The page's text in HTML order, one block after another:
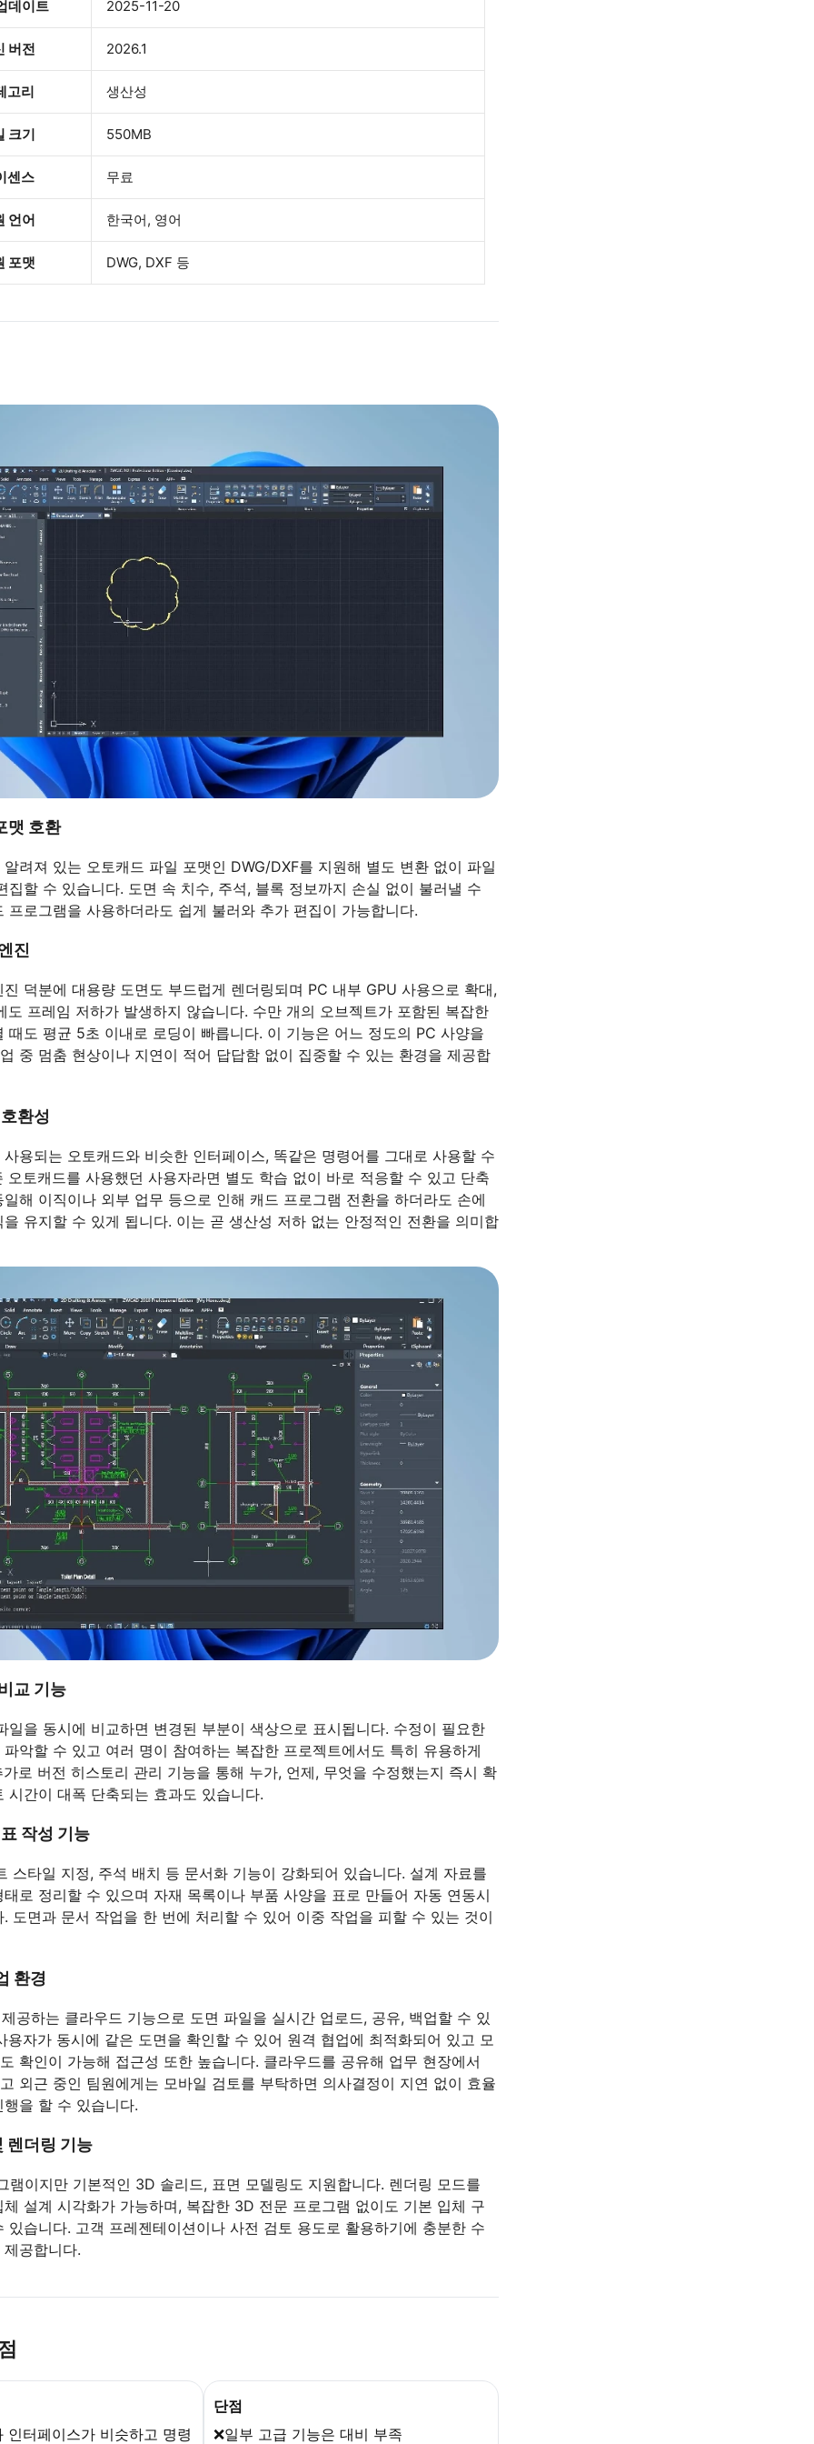
데이트 2025-11-20
버전 2026.1
고리 생산성
크기 550MB
센스 무료
언어 한국어, 영어
포맷 DWG, DXF 등
맷 호환
려져 있는 오토캐드 파일 포맷인 DWG/DXF를 지원해 별도 변환 없이 파일
집할 수 있습니다. 도면 속 치수, 주석, 블록 정보까지 손실 없이 불러낼 수
프로그램을 사용하더라도 쉽게 불러와 추가 편집이 가능합니다.
진
덕분에 대용량 도면도 부드럽게 렌더링되며 PC 내부 GPU 사용으로 확대,
도 프레임 저하가 발생하지 않습니다. 수만 개의 오브젝트가 포함된 복잡한
때도 평균 5초 이내로 로딩이 빠릅니다. 이 기능은 어느 정도의 PC 사양을
중 멈춤 현상이나 지연이 적어 답답함 없이 집중할 수 있는 환경을 제공합
환성
용되는 오토캐드와 비슷한 인터페이스, 똑같은 명령어를 그대로 사용할 수
오토캐드를 사용했던 사용자라면 별도 학습 없이 바로 적응할 수 있고 단축
해 이직이나 외부 업무 등으로 인해 캐드 프로그램 전환을 하더라도 손에
유지할 수 있게 됩니다. 이는 곧 생산성 저하 없는 안정적인 전환을 의미합
교 기능
일을 동시에 비교하면 변경된 부분이 색상으로 표시됩니다. 수정이 필요한
악할 수 있고 여러 명이 참여하는 복잡한 프로젝트에서도 특히 유용하게
로 버전 히스토리 관리 기능을 통해 누가, 언제, 무엇을 수정했는지 즉시 확
시간이 대폭 단축되는 효과도 있습니다.
작성 기능
스타일 지정, 주석 배치 등 문서화 기능이 강화되어 있습니다. 설계 자료를
로 정리할 수 있으며 자재 목록이나 부품 사양을 표로 만들어 자동 연동시
도면과 문서 작업을 한 번에 처리할 수 있어 이중 작업을 피할 수 있는 것이
환경
공하는 클라우드 기능으로 도면 파일을 실시간 업로드, 공유, 백업할 수 있
용자가 동시에 같은 도면을 확인할 수 있어 원격 협업에 최적화되어 있고 모
확인이 가능해 접근성 또한 높습니다. 클라우드를 공유해 업무 현장에서
외근 중인 팀원에게는 모바일 검토를 부탁하면 의사결정이 지연 없이 효율
을 할 수 있습니다.
렌더링 기능
램이지만 기본적인 3D 솔리드, 표면 모델링도 지원합니다. 렌더링 모드를
설계 시각화가 가능하며, 복잡한 3D 전문 프로그램 없이도 기본 입체 구
있습니다. 고객 프레젠테이션이나 사전 검토 용도로 활용하기에 충분한 수
공합니다.
인터페이스가 비슷하고 명령
단점
❌일부 고급 기능은 대비 부족